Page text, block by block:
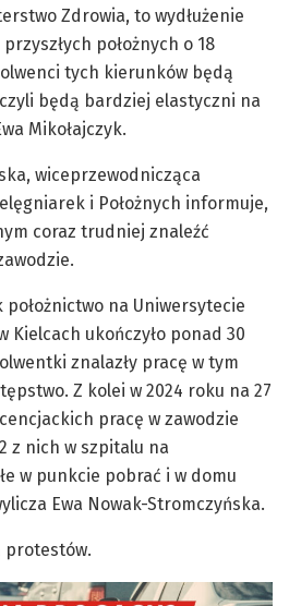
Zdrowia, to wydłużenie
położnych o 18
tych kierunków będą
będą bardziej elastyczni na
Mikołajczyk.
wiceprzewodnicząca
i Położnych informuje,
coraz trudniej znaleźć
położnictwo na Uniwersytecie
Kielcach ukończyło ponad 30
znalazły pracę w tym
Z kolei w 2024 roku na 27
pracę w zawodzie
z nich w szpitalu na
w punkcie pobrać i w domu
Ewa Nowak-Stromczyńska.
protestów.